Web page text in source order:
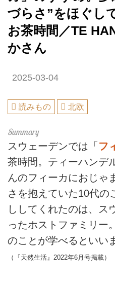
づらさ”をほぐし
お茶時間／TE
かさん
2025-03-04
読みもの 北欧
スウェーデンでは「 フ
茶時間。ティーハンデ
んのフィーカにおじゃ
さを抱えていた10代の
ししてくれたのは、ス
ったホストファミリー
のことが学べるといい
（『天然生活』2022年6月号掲載）